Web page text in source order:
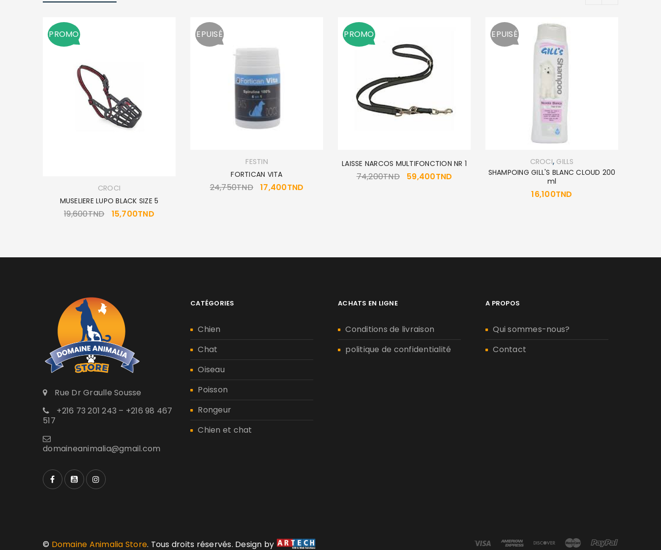
MOT DE PASSE PERDU ?
PROMO
CROCI
MUSELIERE LUPO BLACK SIZE 5
19,600TND 15,700TND
EPUISÉ
FESTIN
FORTICAN VITA
24,750TND 17,400TND
PROMO
LAISSE NARCOS MULTIFONCTION NR 1
74,200TND 59,400TND
EPUISÉ
CROCI, GILLS
SHAMPOING GILL'S BLANC CLOUD 200
ml
16,100TND
Rue Dr Graulle Sousse
+216 73 201 243 – +216 98 467
517
domaineanimalia@gmail.com
CATÉGORIES
Chien
Chat
Oiseau
Poisson
Rongeur
Chien et chat
ACHATS EN LIGNE
Conditions de livraison
politique de confidentialité
A PROPOS
Qui sommes-nous?
Contact
© Domaine Animalia Store. Tous droits réservés. Design by